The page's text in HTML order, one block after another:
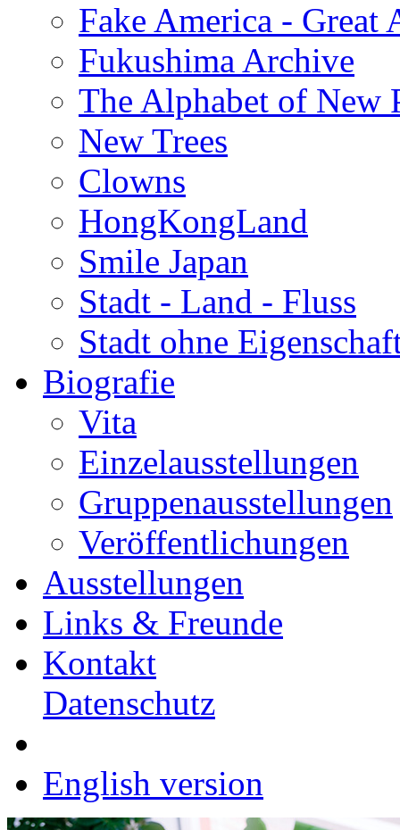
Fake America - Great
Fukushima Archive
The Alphabet of New
New Trees
Clowns
HongKongLand
Smile Japan
Stadt - Land - Fluss
Stadt ohne
Biografie
Vita
Einzelausstellungen
Gruppenausstellungen
Veröffentlichungen
Ausstellungen
Links & Freunde
Kontakt
Datenschutz
English version